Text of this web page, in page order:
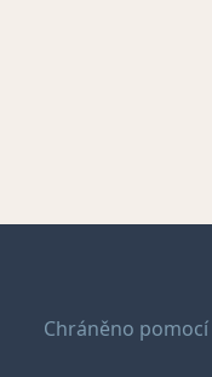
Chráněno pomocí